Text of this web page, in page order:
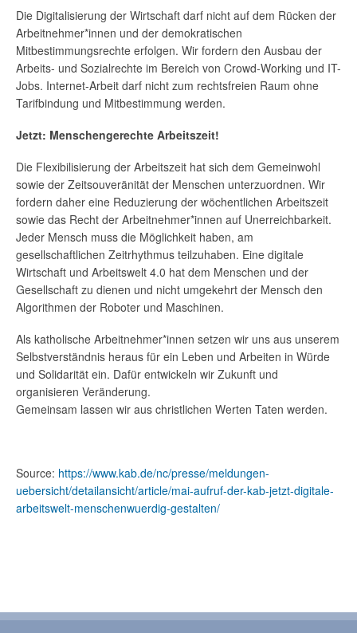
Die Digitalisierung der Wirtschaft darf nicht auf dem Rücken der
Arbeitnehmer*innen und der demokratischen
Mitbestimmungsrechte erfolgen. Wir fordern den Ausbau der
Arbeits- und Sozialrechte im Bereich von Crowd-Working und IT-
Jobs. Internet-Arbeit darf nicht zum rechtsfreien Raum ohne
Tarifbindung und Mitbestimmung werden.
Jetzt: Menschengerechte Arbeitszeit!
Die Flexibilisierung der Arbeitszeit hat sich dem Gemeinwohl
sowie der Zeitsouveränität der Menschen unterzuordnen. Wir
fordern daher eine Reduzierung der wöchentlichen Arbeitszeit
sowie das Recht der Arbeitnehmer*innen auf Unerreichbarkeit.
Jeder Mensch muss die Möglichkeit haben, am
gesellschaftlichen Zeitrhythmus teilzuhaben. Eine digitale
Wirtschaft und Arbeitswelt 4.0 hat dem Menschen und der
Gesellschaft zu dienen und nicht umgekehrt der Mensch den
Algorithmen der Roboter und Maschinen.
Als katholische Arbeitnehmer*innen setzen wir uns aus unserem
Selbstverständnis heraus für ein Leben und Arbeiten in Würde
und Solidarität ein. Dafür entwickeln wir Zukunft und
organisieren Veränderung.
Gemeinsam lassen wir aus christlichen Werten Taten werden.
Source: https://www.kab.de/nc/presse/meldungen-
uebersicht/detailansicht/article/mai-aufruf-der-kab-jetzt-digitale-
arbeitswelt-menschenwuerdig-gestalten/